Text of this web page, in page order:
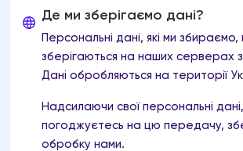
Де ми зберігаємо дані?
Персональні дані, які ми
зберігаються на наших серверах
Дані обробляються на території
Надсилаючи свої персональні
погоджуєтесь на цю передачу,
обробку нами.